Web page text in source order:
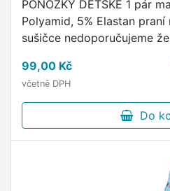
PONOŽKY DĚTSKÉ 1 pár
Polyamid, 5% Elastan praní
sušičce nedoporučujeme
originálním vzorem od
99,00 Kč
včetně DPH
Do